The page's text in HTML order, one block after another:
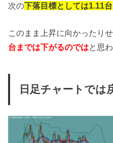
次の下落目標としては1.11台
このまま上昇に向かったり
台までは下がるのではと思
日足チャートでは